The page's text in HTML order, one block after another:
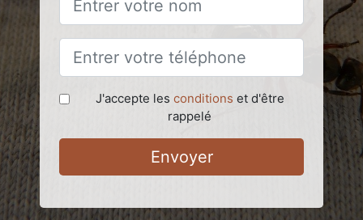
J'accepte les conditions et d'être
rappelé
Envoyer